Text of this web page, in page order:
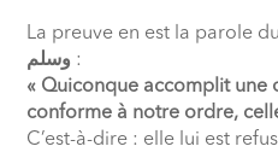
La preuve en est la parole
وسلم :
« Quiconque accomplit une
conforme à notre ordre,
C’est-à-dire : elle lui est